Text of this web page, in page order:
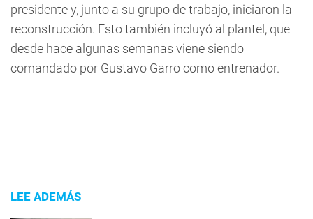
presidente y, junto a su grupo de trabajo, iniciaron la
reconstrucción. Esto también incluyó al plantel, que
desde hace algunas semanas viene siendo
comandado por Gustavo Garro como entrenador.
LEE ADEMÁS